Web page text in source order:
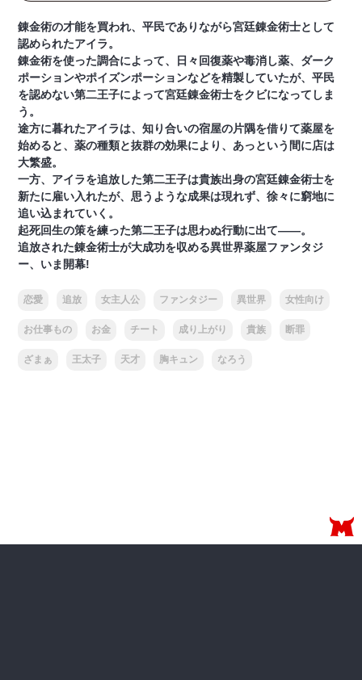
錬金術の才能を買われ、平民でありながら宮廷錬金術士として
認められたアイラ。
錬金術を使った調合によって、日々回復薬や毒消し薬、ダーク
ポーションやポイズンポーションなどを精製していたが、平民
を認めない第二王子によって宮廷錬金術士をクビになってしま
う。
途方に暮れたアイラは、知り合いの宿屋の片隅を借りて薬屋を
始めると、薬の種類と抜群の効果により、あっという間に店は
大繁盛。
一方、アイラを追放した第二王子は貴族出身の宮廷錬金術士を
新たに雇い入れたが、思うような成果は現れず、徐々に窮地に
追い込まれていく。
起死回生の策を練った第二王子は思わぬ行動に出て――。
追放された錬金術士が大成功を収める異世界薬屋ファンタジ
ー、いま開幕!
恋愛 追放 女主人公 ファンタジー 異世界 女性向け
お仕事もの お金 チート 成り上がり 貴族 断罪
ざまぁ 王太子 天才 胸キュン なろう